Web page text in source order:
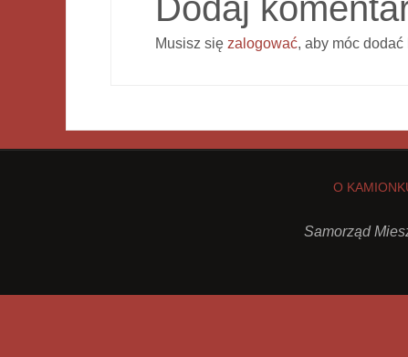
Musisz się zalogować, aby móc dodać
O
Samorząd